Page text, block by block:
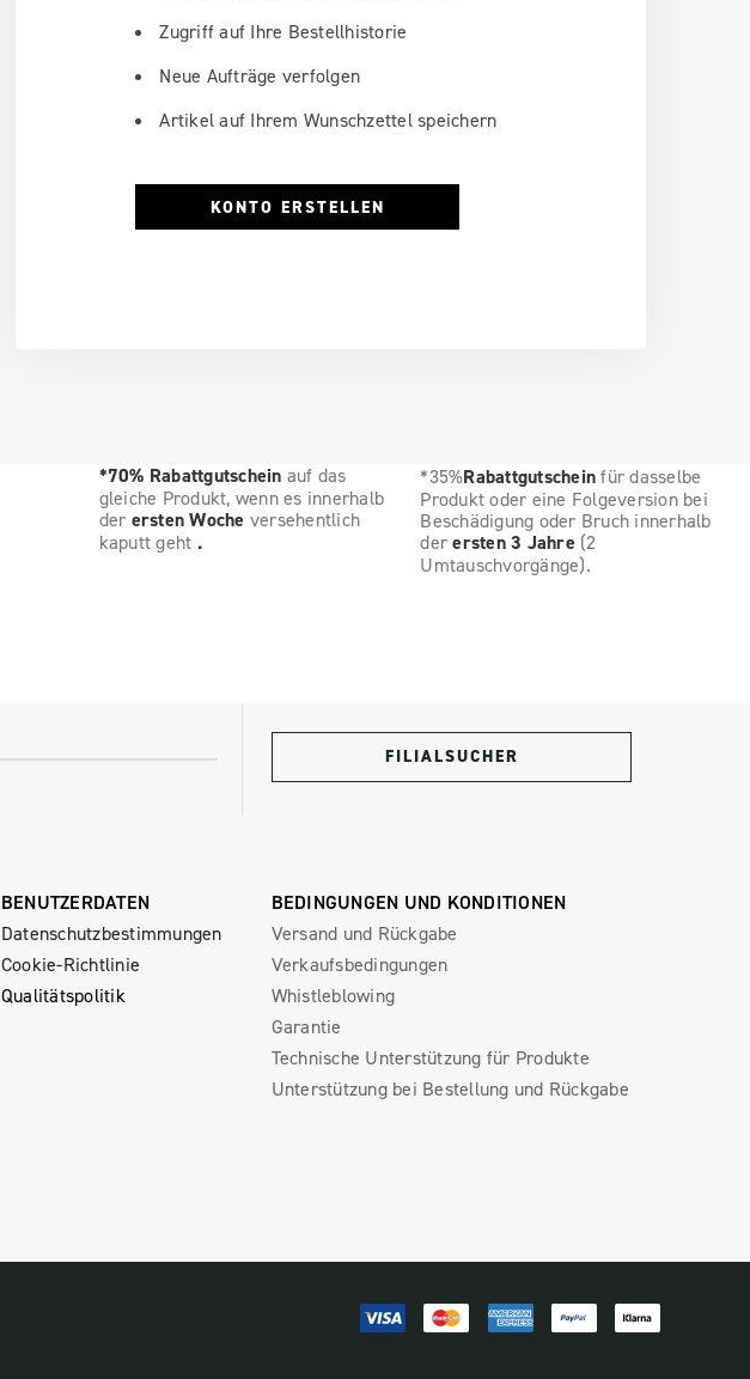
Zugriff auf Ihre Bestellhistorie
Neue Aufträge verfolgen
Artikel auf Ihrem Wunschzettel speichern
KONTO ERSTELLEN
*70% Rabattgutschein auf das
gleiche Produkt, wenn es innerhalb
der ersten Woche versehentlich
kaputt geht .
*35%Rabattgutschein für dasselbe
Produkt oder eine Folgeversion bei
Beschädigung oder Bruch innerhalb
derersten 3 Jahre (2
Umtauschvorgänge).
FILIALSUCHER
BENUTZERDATEN
Datenschutzbestimmungen
Cookie-Richtlinie
Qualitätspolitik
BEDINGUNGEN UND KONDITIONEN
Versand und Rückgabe
Verkaufsbedingungen
Whistleblowing
Garantie
Technische Unterstützung für Produkte
Unterstützung bei Bestellung und Rückgabe